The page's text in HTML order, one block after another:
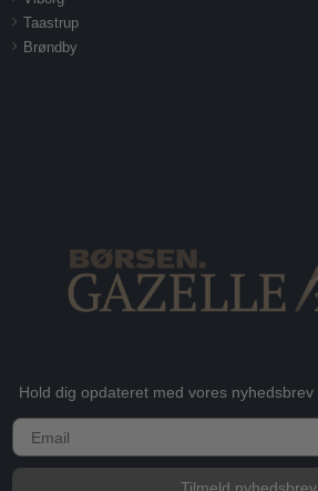
Taastrup
Brøndby
Hold dig opdateret med vores nyhedsbrev
E-mail